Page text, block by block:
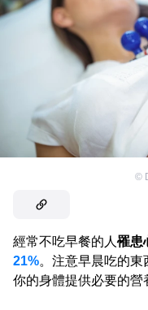
©
經常不吃早餐的人罹患
21%。注意早晨吃的
你的身體提供必要的營